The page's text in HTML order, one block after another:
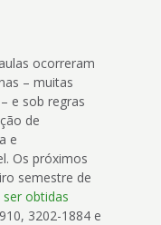
ocorreram
– muitas
e sob regras
de
e
Os próximos
semestre de
obtidas
3202-1884 e